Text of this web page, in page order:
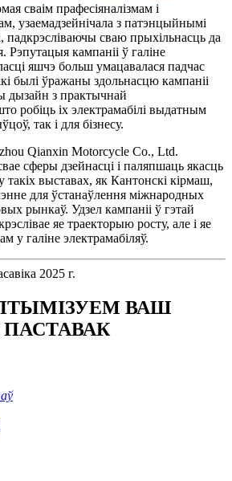
сваім прафесіяналізмам і
узаемадзейнічала з патэнцыйнымі
падкрэсліваючы сваю прыхільнасць да
Рэпутацыя кампаніі ў галіне
яшчэ больш умацавалася падчас
былі ўражаны здольнасцю кампаніі
дызайн з практычнай
робіць іх электрамабілі выдатным
так і для бізнесу.
Qianxin Motorcycle Co., Ltd.
сферы дзейнасці і паляпшаць якасць
такіх выставах, як Кантонскі кірмаш,
для ўстанаўлення міжнародных
рынкаў. Удзел кампаніі ў гэтай
яе траекторыю росту, але і яе
у галіне электрамабіляў.
2025 г.
ВАШ